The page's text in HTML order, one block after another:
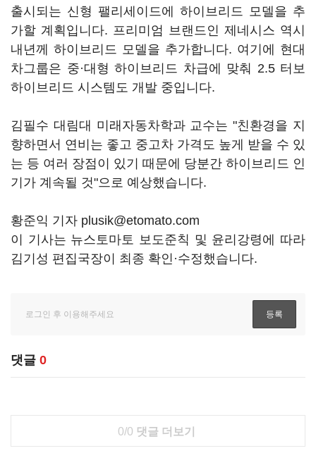
출시되는 신형 팰리세이드에 하이브리드 모델을 추
가할 계획입니다. 프리미엄 브랜드인 제네시스 역시
내년께 하이브리드 모델을 추가합니다. 여기에 현대
차그룹은 중·대형 하이브리드 차급에 맞춰 2.5 터보
하이브리드 시스템도 개발 중입니다.
김필수 대림대 미래자동차학과 교수는 "친환경을 지
향하면서 연비는 좋고 중고차 가격도 높게 받을 수 있
는 등 여러 장점이 있기 때문에 당분간 하이브리드 인
기가 계속될 것"으로 예상했습니다.
황준익 기자 plusik@etomato.com
이 기사는 뉴스토마토 보도준칙 및 윤리강령에 따라
김기성 편집국장이 최종 확인·수정했습니다.
댓글 0
0/0 댓글 더보기